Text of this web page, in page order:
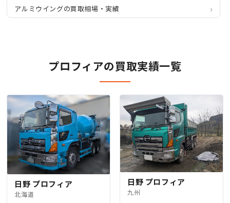
アルミウイングの買取相場・実績
プロフィアの買取実績一覧
日野 プロフィア
北海道
日野 プロフィア
九州